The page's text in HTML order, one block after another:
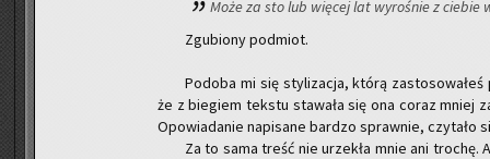
Może za sto lub wię­cej lat wy­ro­śnie z cie­bie
Zgu­bio­ny pod­miot.
Po­do­ba mi się sty­li­za­cja, którą
że z bie­giem tek­stu sta­wa­ła się ona coraz mniej
Opo­wia­da­nie na­pi­sa­ne bar­dzo spraw­nie, czy­ta­ło
Za to sama treść nie urze­kła mnie ani tro­chę.